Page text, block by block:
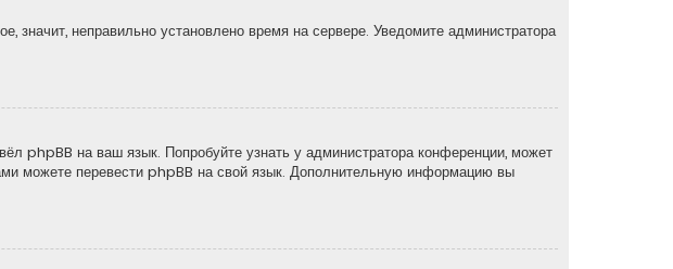
значит, неправильно установлено время на сервере. Уведомите администратора
phpBB на ваш язык. Попробуйте узнать у администратора конференции, может
можете перевести phpBB на свой язык. Дополнительную информацию вы